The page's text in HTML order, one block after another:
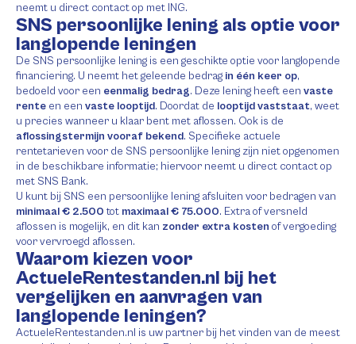
neemt u direct contact op met ING.
SNS persoonlijke lening als optie voor
langlopende leningen
De SNS persoonlijke lening is een geschikte optie voor langlopende
financiering. U neemt het geleende bedrag in één keer op,
bedoeld voor een eenmalig bedrag. Deze lening heeft een vaste
rente en een vaste looptijd. Doordat de looptijd vaststaat, weet
u precies wanneer u klaar bent met aflossen. Ook is de
aflossingstermijn vooraf bekend. Specifieke actuele
rentetarieven voor de SNS persoonlijke lening zijn niet opgenomen
in de beschikbare informatie; hiervoor neemt u direct contact op
met SNS Bank.
U kunt bij SNS een persoonlijke lening afsluiten voor bedragen van
minimaal € 2.500 tot maximaal € 75.000. Extra of versneld
aflossen is mogelijk, en dit kan zonder extra kosten of vergoeding
voor vervroegd aflossen.
Waarom kiezen voor
ActueleRentestanden.nl bij het
vergelijken en aanvragen van
langlopende leningen?
ActueleRentestanden.nl is uw partner bij het vinden van de meest